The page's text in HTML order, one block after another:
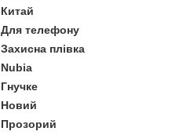
Китай
Для телефону
Захисна плівка
Nubia
Гнучке
Новий
Прозорий